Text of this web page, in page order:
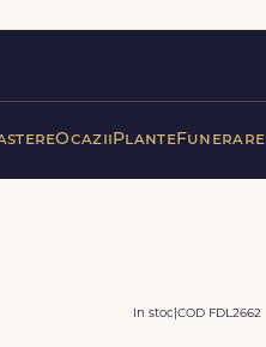
Ocazii PlanteFunerare
In stoc COD FDL2662